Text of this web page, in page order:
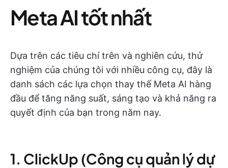
Meta AI tốt nhất
Dựa trên các tiêu chí trên và nghiên cứu, thử
nghiệm của chúng tôi với nhiều công cụ, đây là
danh sách các lựa chọn thay thế Meta AI hàng
đầu để tăng năng suất, sáng tạo và khả năng ra
quyết định của bạn trong năm nay.
1. ClickUp (Công cụ quản lý dự